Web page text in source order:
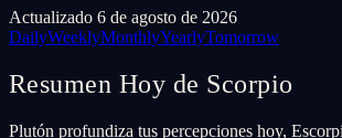
Actualizado 6 de agosto de 2026
DailyWeeklyMonthlyYearlyTomorrow
Resumen Hoy de Scorpio
Plutón profundiza tus percepciones hoy,